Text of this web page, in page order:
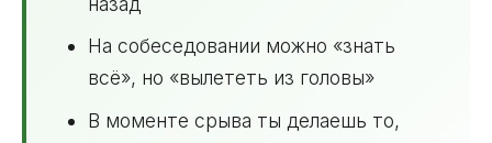
На собеседовании можно «знать
всё», но «вылететь из головы»
В моменте срыва ты делаешь то,